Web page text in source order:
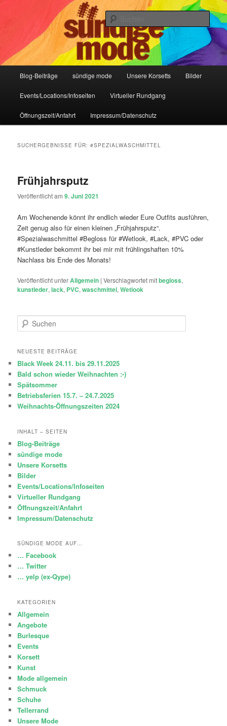
Sündige Mode Frankfurt
IHR Laden für Korsetts, Lifestyle-Mode, Club- und Dark-Wear seit 2004
Blog-Beiträge sündige mode Unsere Korsetts Bilder
Events/Locations/Infoseiten Virtueller Rundgang
Öffnungszeit/Anfahrt Impressum/Datenschutz
SUCHERGEBNISSE FÜR:#SPEZIALWASCHMITTEL
Frühjahrsputz
Veröffentlicht am9. Juni 2021
Am Wochenende könnt ihr endlich wieder Eure Outfits ausführen,
Zeit genug also für einen kleinen „Frühjahrsputz“.
#Spezialwaschmittel #Begloss für #Wetlook, #Lack, #PVC oder
#Kunstleder bekommt ihr bei mir mit frühlingshaften 10%
Nachlass bis Ende des Monats!
Veröffentlicht unterAllgemein |Verschlagwortet mitbegloss,
kunstleder,lack, PVC,waschmittel,Wetlook
u
h
n
NEUESTE BEITRÄGE
Black Week 24.11. bis 29.11.2025
Bald schon wieder Weihnachten :-)
Spätsommer
Betriebsferien 15.7. – 24.7.2025
Weihnachts-Öffnungszeiten 2024
INHALT – SEITEN
Blog-Beiträge
sündige mode
Unsere Korsetts
Bilder
Events/Locations/Infoseiten
Virtueller Rundgang
Öffnungszeit/Anfahrt
Impressum/Datenschutz
SÜNDIGE MODE AUF…
… Facebook
… Twitter
… yelp (ex-Qype)
KATEGORIEN
Allgemein
Angebote
Burlesque
Events
Korsett
Kunst
Mode allgemein
Schmuck
Schuhe
Tellerrand
Unsere Mode